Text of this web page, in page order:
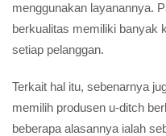
menggunakan layanannya.
berkualitas memiliki banyak
setiap pelanggan.
Terkait hal itu, sebenarnya
memilih produsen u-ditch
beberapa alasannya ialah